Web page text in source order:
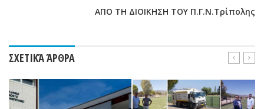
ΑΠΟ ΤΗ ΔΙΟΙΚΗΣΗ ΤΟΥ Π.Γ.Ν.Τρίπολης
ΣΧΕΤΙΚΆ ΆΡΘΡΑ